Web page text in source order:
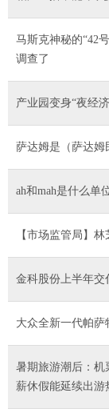
马斯克神秘的“42
调查了
产业园变身“夜经
萨达姆是（萨达姆
ah和mah是什么单
【市场监管局】
金科股份上半年交
大众全新一代帕萨
暑期旅游潮后：机
薪休假能延续出游